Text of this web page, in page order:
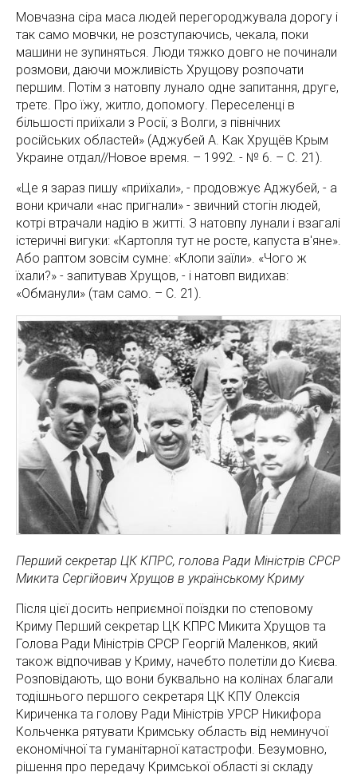
Мовчазна сіра маса людей перегороджувала дорогу і
так само мовчки, не розступаючись, чекала, поки
машини не зупиняться. Люди тяжко довго не починали
розмови, даючи можливість Хрущову розпочати
першим. Потім з натовпу лунало одне запитання, друге,
третє. Про їжу, житло, допомогу. Переселенці в
більшості приїхали з Росії, з Волги, з північних
російських областей» (Аджубей А. Как Хрущёв Крым
Украине отдал//Новое время. – 1992. - № 6. – С. 21).
«Це я зараз пишу «приїхали», - продовжує Аджубей, - а
вони кричали «нас пригнали» - звичний стогін людей,
котрі втрачали надію в житті. З натовпу лунали і взагалі
істеричні вигуки: «Картопля тут не росте, капуста в'яне».
Або раптом зовсім сумне: «Клопи заїли». «Чого ж
їхали?» - запитував Хрущов, - і натовп видихав:
«Обманули» (там само. – С. 21).
Перший секретар ЦК КПРС, голова Ради Мiнiстрiв СРСР
Микита Сергiйович Хрущов в українському Криму
Після цієї досить неприємної поїздки по степовому
Криму Перший секретар ЦК КПРС Микита Хрущов та
Голова Ради Міністрів СРСР Георгій Маленков, який
також відпочивав у Криму, начебто полетіли до Києва.
Розповідають, що вони буквально на колінах благали
тодішнього першого секретаря ЦК КПУ Олексія
Кириченка та голову Ради Міністрів УРСР Никифора
Кольченка рятувати Кримську область від неминучої
економічної та гуманітарної катастрофи. Безумовно,
рішення про передачу Кримської області зі складу